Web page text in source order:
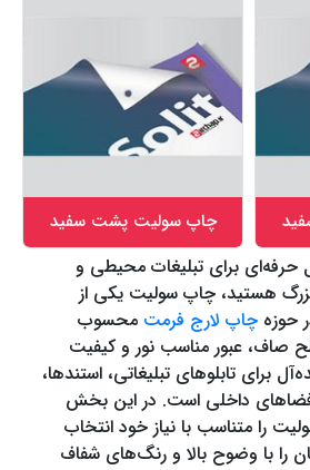
چاپ سولیت پشت سفید
حرفه‌ای برای تبلیغات محیطی و
هستید، چاپ سولیت یکی از
حوزه چاپ لارج فرمت محسوب
صاف، عبور مناسب نور و کیفیت
برای تابلوهای تبلیغاتی، استندها،
فضاهای داخلی است. در این بخش
را متناسب با نیاز خود انتخاب
را با وضوح بالا و رنگ‌های شفاف